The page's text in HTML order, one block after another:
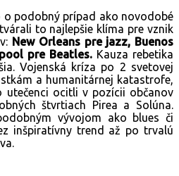
podobný prípad ako novodobé
to najlepšie klíma pre vznik
New Orleans pre jazz, Buenos
pre Beatles.Kauza rebetika
Vojenská kríza po 2 svetovej
a humanitárnej katastrofe,
utečenci ocitli v pozícii občanov
štvrtiach Pirea a Solúna.
vývojom ako blues či
inšpiratívny trend až po trvalú